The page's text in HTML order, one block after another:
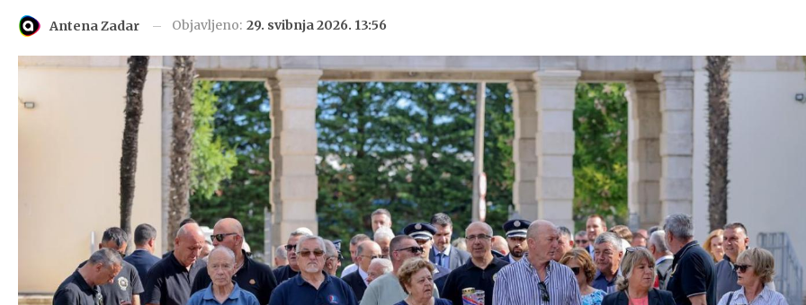
Antena Zadar Objavljeno: 29. svibnja 2026. 13:56